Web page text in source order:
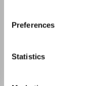
Preferences
Statistics